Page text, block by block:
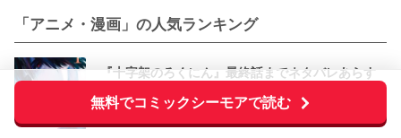
無料でコミックシーモアで読む
「アニメ・漫画」の人気ランキング
『十字架のろくにん』最終話までネタバレあらす
を徹底解説